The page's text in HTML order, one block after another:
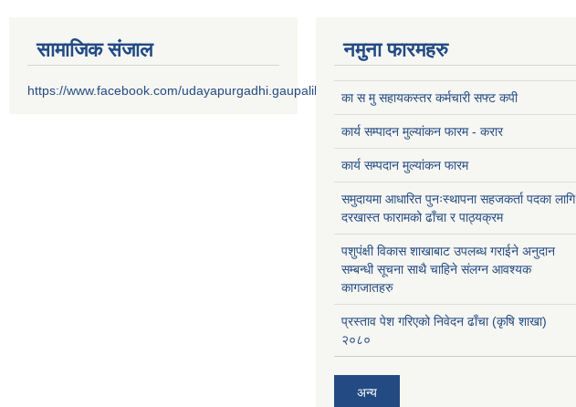
सामाजिक संजाल
https://www.facebook.com/udayapurgadhi.gaupalika
नमुना फारमहरु
का स मु सहायकस्तर कर्मचारी सफ्ट कपी
कार्य सम्पादन मुल्यांकन फारम - करार
कार्य सम्पदान मुल्यांकन फारम
समुदायमा आधारित पुनःस्थापना सहजकर्ता पदका लागि
दरखास्त फारामको ढाँचा र पाठ्यक्रम
पशुपंक्षी विकास शाखाबाट उपलब्ध गराईने अनुदान
सम्बन्धी सूचना साथै चाहिने संलग्न आवश्यक
कागजातहरु
प्रस्ताव पेश गरिएको निवेदन ढाँचा (कृषि शाखा)
२०८०
अन्य